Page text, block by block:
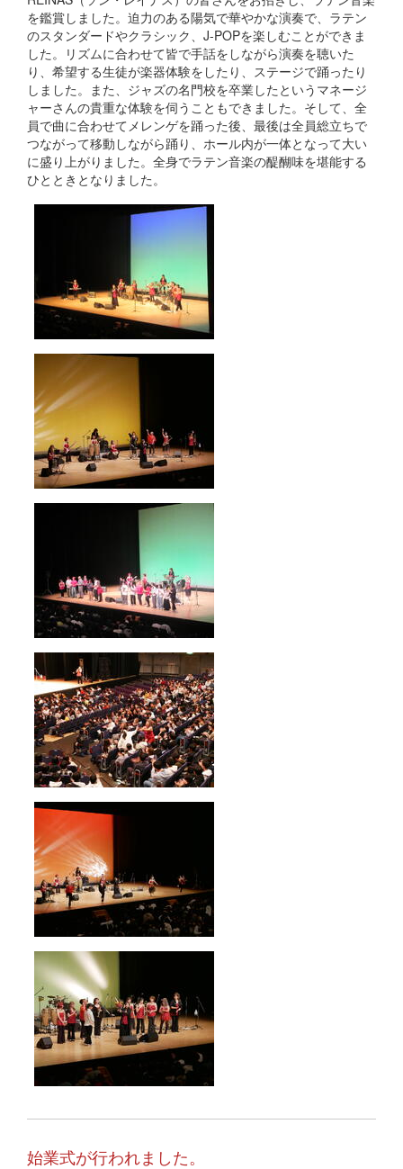
を鑑賞しました。迫力のある陽気で華やかな演奏で、ラテン
のスタンダードやクラシック、J-POPを楽しむことができま
した。リズムに合わせて皆で手話をしながら演奏を聴いた
り、希望する生徒が楽器体験をしたり、ステージで踊ったり
しました。また、ジャズの名門校を卒業したというマネージ
ャーさんの貴重な体験を伺うこともできました。そして、全
員で曲に合わせてメレンゲを踊った後、最後は全員総立ちで
つながって移動しながら踊り、ホール内が一体となって大い
に盛り上がりました。全身でラテン音楽の醍醐味を堪能する
ひとときとなりました。
始業式が行われました。